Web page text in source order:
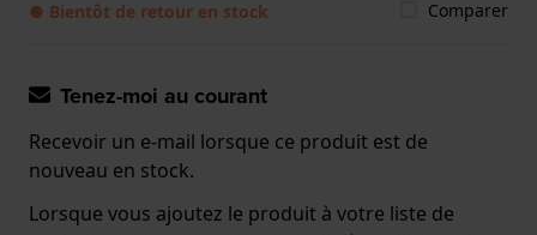
● Bientôt de retour en stock Comparer
Tenez-moi au courant
Recevoir un e-mail lorsque ce produit est de
nouveau en stock.
Lorsque vous ajoutez le produit à votre liste de